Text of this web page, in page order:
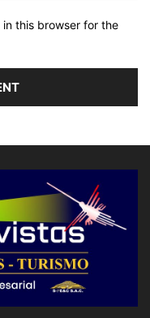
this browser for the